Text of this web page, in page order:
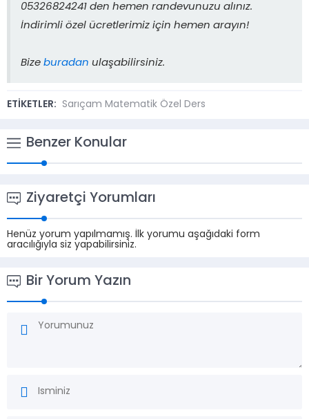
05326824241 den hemen randevunuzu alınız.
İndirimli özel ücretlerimiz için hemen arayın!
Bize buradan ulaşabilirsiniz.
ETİKETLER: Sarıçam Matematik Özel Ders
Benzer Konular
Ziyaretçi Yorumları
Henüz yorum yapılmamış. İlk yorumu aşağıdaki form
aracılığıyla siz yapabilirsiniz.
Bir Yorum Yazın